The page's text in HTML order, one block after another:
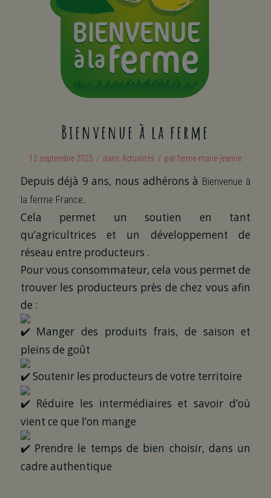
Bienvenue à la ferme
12 septembre 2025 / dans Actualités / parferme-marie-jeanne
Depuis déjà 9 ans, nous adhérons à Bienvenue à
la ferme France.
Cela permet un soutien en tant
qu’agricultrices et un développement de
réseau entre producteurs .
Pour vous consommateur, cela vous permet de
trouver les producteurs près de chez vous afin
de :
Manger des produits frais, de saison et
pleins de goût
Soutenir les producteurs de votre territoire
Réduire les intermédiaires et savoir d’où
vient ce que l’on mange
Prendre le temps de bien choisir, dans un
cadre authentique